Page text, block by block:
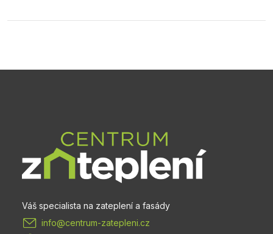
info@centrum-zatepleni.cz